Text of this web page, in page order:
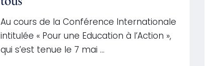
Au cours de la Conférence Internationale
intitulée « Pour une Education à l’Action »,
qui s’est tenue le 7 mai …